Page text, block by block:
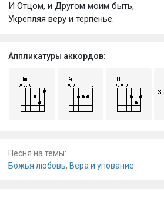
И Отцом, и Другом моим быть,
Укрепляя веру и терпенье.
Аппликатуры аккордов:
Песня на темы:
Божья любовь, Вера и упование